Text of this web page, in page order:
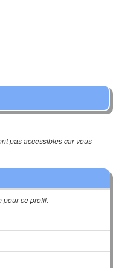
pas accessibles car vous
pour ce profil.